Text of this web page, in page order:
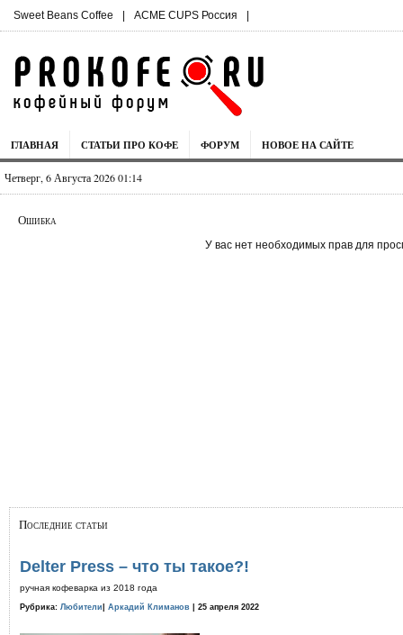
Sweet Beans Coffee | ACME CUPS Россия |
ГЛАВНАЯ СТАТЬИ ПРО КОФЕ ФОРУМ НОВОЕ НА САЙТЕ
Четверг, 6 Августа 2026 01:14
Ошибка
У вас нет необходимых прав для
Последние статьи
Delter Press – что ты такое?!
ручная кофеварка из 2018 года
Рубрика: Любители Аркадий Климанов | 25 апреля 2022